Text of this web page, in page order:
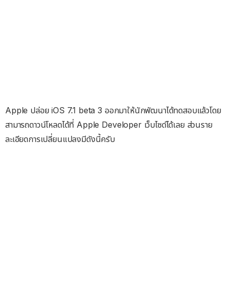
Apple ปล่อย iOS 7.1 beta 3 ออกมาให้นักพัฒนาได้ทดสอบแล้วโดย
สามารถดาวน์โหลดได้ที่ Apple Developer เว็บไซด์ได้เลย ส่วนราย
ละเอียดการเปลี่ยนแปลงมีดังนี้ครับ